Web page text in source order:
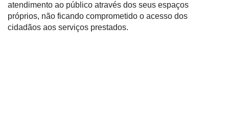
atendimento ao público através dos seus espaços
próprios, não ficando comprometido o acesso dos
cidadãos aos serviços prestados.